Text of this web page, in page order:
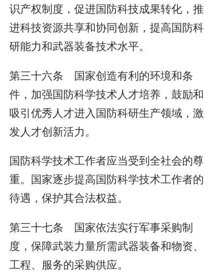
识产权制度，促进国防科技成果转化，推
进科技资源共享和协同创新，提高国防科
研能力和武器装备技术水平。
第三十六条 国家创造有利的环境和条
件，加强国防科学技术人才培养，鼓励和
吸引优秀人才进入国防科研生产领域，激
发人才创新活力。
国防科学技术工作者应当受到全社会的尊
重。国家逐步提高国防科学技术工作者的
待遇，保护其合法权益。
第三十七条 国家依法实行军事采购制
度，保障武装力量所需武器装备和物资、
工程、服务的采购供应。